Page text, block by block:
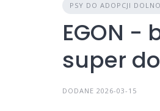
PSY DO ADOPCJI
EGON -
super
DODANE 2026-03-15